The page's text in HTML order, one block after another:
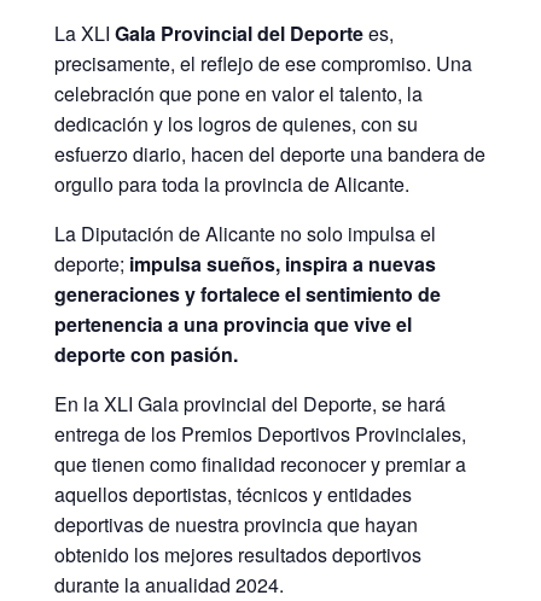
La XLI Gala Provincial del Deportees,
precisamente, el reflejo de ese compromiso. Una
celebración que pone en valor el talento, la
dedicación y los logros de quienes, con su
esfuerzo diario, hacen del deporte una bandera de
orgullo para toda la provincia de Alicante.
La Diputación de Alicante no solo impulsa el
deporte; impulsa sueños, inspira a nuevas
generaciones y fortalece el sentimiento de
pertenencia a una provincia que vive el
deporte con pasión.
En la XLI Gala provincial del Deporte, se hará
entrega de los Premios Deportivos Provinciales,
que tienen como finalidad reconocer y premiar a
aquellos deportistas, técnicos y entidades
deportivas de nuestra provincia que hayan
obtenido los mejores resultados deportivos
durante la anualidad 2024.